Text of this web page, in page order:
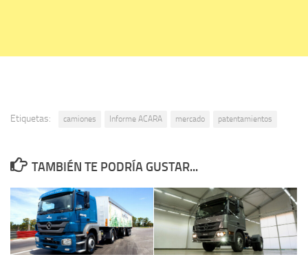
Etiquetas: camiones Informe ACARA mercado patentamientos
TAMBIÉN TE PODRÍA GUSTAR...